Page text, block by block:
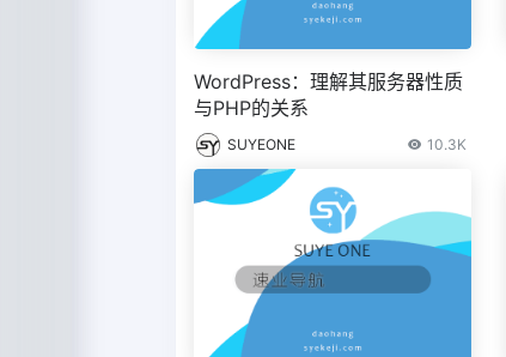
WordPress：理解其服务器性质
与PHP的关系
SUYEONE 10.3K